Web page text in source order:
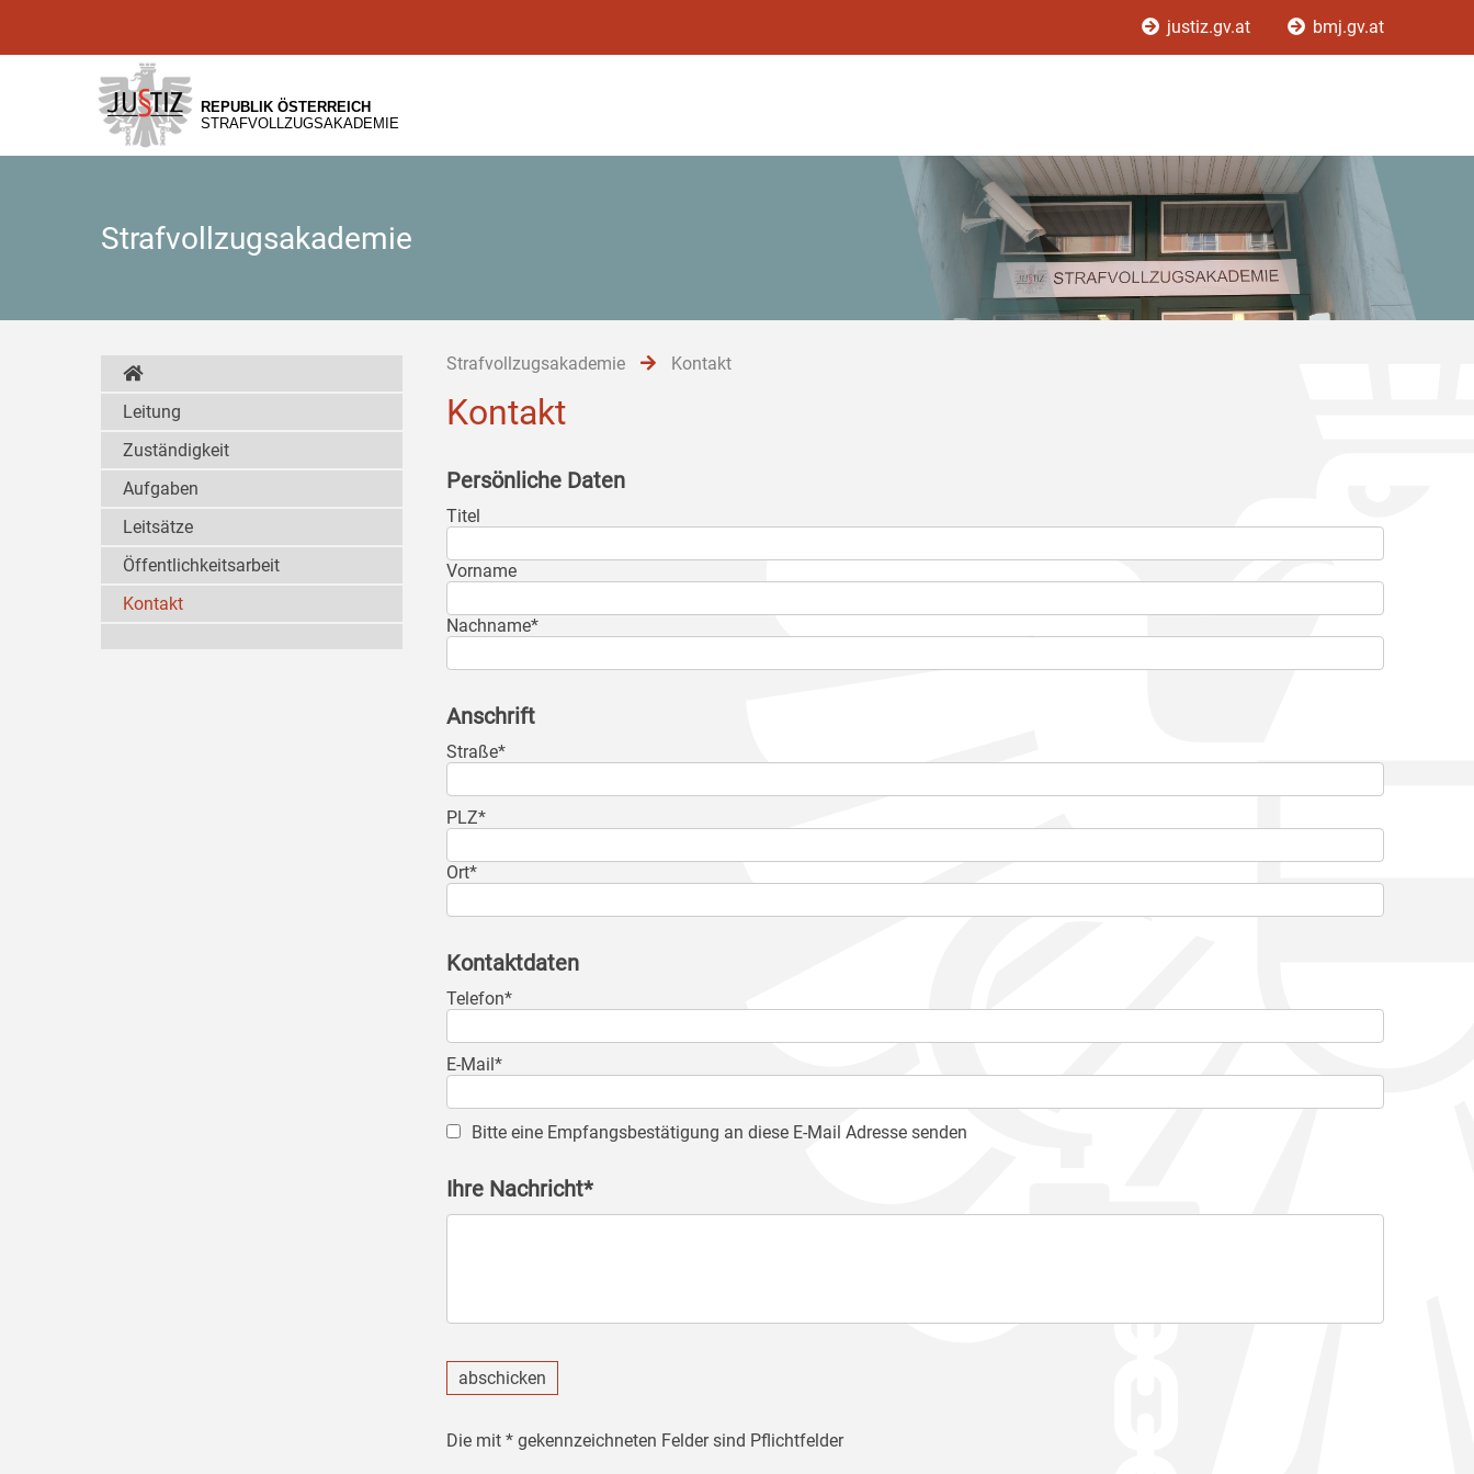
[1]
[2]
[3]
justiz.gv.at bmj.gv.at
REPUBLIK ÖSTERREICH
STRAFVOLLZUGSAKADEMIE
Strafvollzugsakademie
Strafvollzugsakademie Kontakt
Kontakt
Persönliche Daten
Titel
Vorname
Nachname*
Anschrift
Straße*
PLZ*
Ort*
Kontaktdaten
Telefon*
E-Mail*
Bitte eine Empfangsbestätigung an diese E-Mail Adresse senden
Ihre Nachricht*
abschicken
Die mit * gekennzeichneten Felder sind Pflichtfelder
Leitung
Zuständigkeit
Aufgaben
Leitsätze
Öffentlichkeitsarbeit
Kontakt